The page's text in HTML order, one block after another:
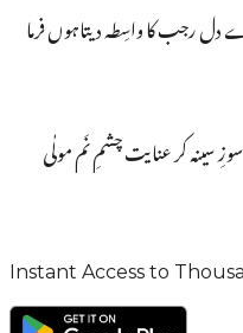
رجب کا واسِطہ دیتاہوں فرما
سینہ کر عنایت چشمِ نَم مولٰی
Instant Access to